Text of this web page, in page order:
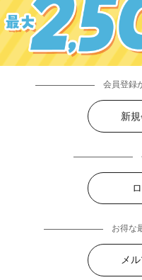
会員登録
新
お得な
メ